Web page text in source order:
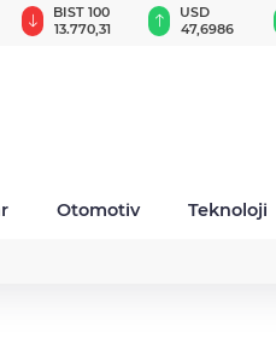
USD
47,6986
EUR
55,0247
Otomotiv Teknoloji